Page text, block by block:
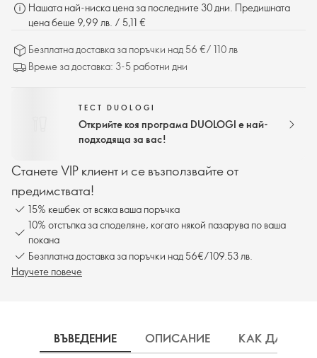
Нашата най-ниска цена за последните 30 дни. Предишната
цена беше 9,99 лв. / 5,11 €
Безплатна доставка за поръчки над 56 €/ 110 лв
Време за доставка: 3-5 работни дни
ТЕСТ DUOLOGI
Открийте коя програма DUOLOGI е най-
подходяща за вас!
Станете VIP клиент и се възползвайте от
предимствата!
15% кешбек от всяка ваша поръчка
10% отстъпка за споделяне, когато някой пазарува по ваша
покана
Безплатна доставка за поръчки над 56€/109.53 лв.
Научете повече
ВЪВЕДЕНИЕ ОПИСАНИЕ КАК ДА